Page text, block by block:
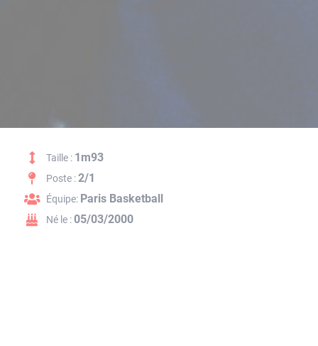
Taille : 1m93
Poste :2/1
Équipe: Paris Basketball
Né le :05/03/2000